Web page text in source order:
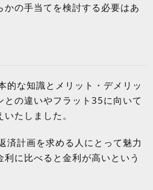
かの手当てを検討する必要はあ
的な知識とメリット・デメリッ
との違いやフラット 35に向いて
たしました。
済計画を求める人にとって魅力
に比べると金利が高いという